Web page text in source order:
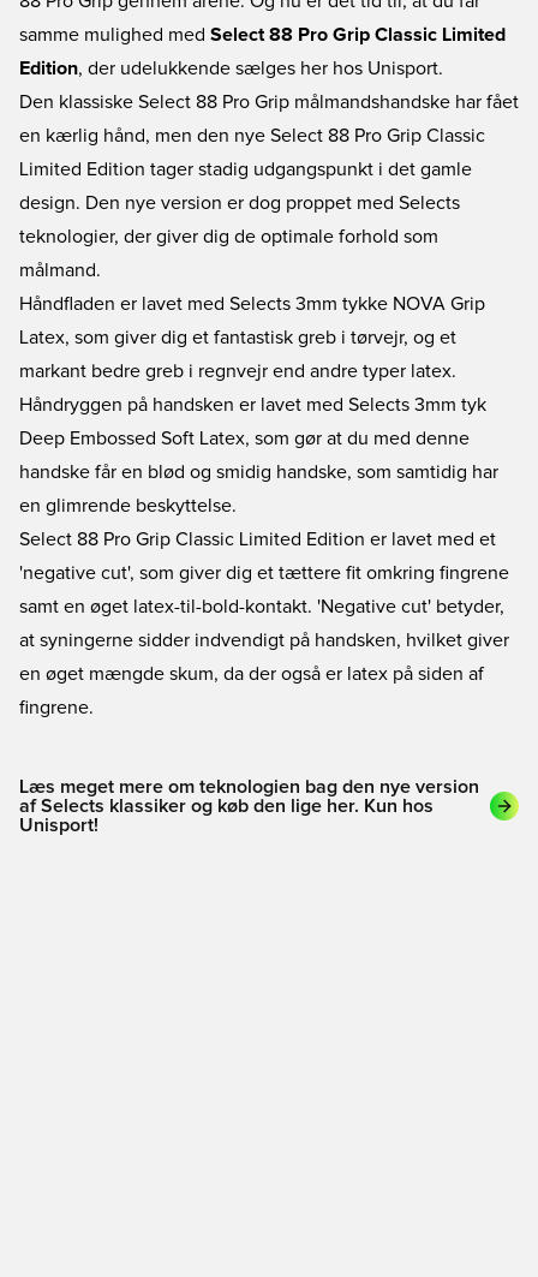
samme mulighed med Select 88 Pro Grip Classic Limited
Edition, der udelukkende sælges her hos Unisport.
Den klassiske Select 88 Pro Grip målmandshandske har fået
en kærlig hånd, men den nye Select 88 Pro Grip Classic
Limited Edition tager stadig udgangspunkt i det gamle
design. Den nye version er dog proppet med Selects
teknologier, der giver dig de optimale forhold som
målmand.
Håndfladen er lavet med Selects 3mm tykke NOVA Grip
Latex, som giver dig et fantastisk greb i tørvejr, og et
markant bedre greb i regnvejr end andre typer latex.
Håndryggen på handsken er lavet med Selects 3mm tyk
Deep Embossed Soft Latex, som gør at du med denne
handske får en blød og smidig handske, som samtidig har
en glimrende beskyttelse.
Select 88 Pro Grip Classic Limited Edition er lavet med et
'negative cut', som giver dig et tættere fit omkring fingrene
samt en øget latex-til-bold-kontakt. 'Negative cut' betyder,
at syningerne sidder indvendigt på handsken, hvilket giver
en øget mængde skum, da der også er latex på siden af
fingrene.
Læs meget mere om teknologien bag den nye version
af Selects klassiker og køb den lige her. Kun hos
Unisport!